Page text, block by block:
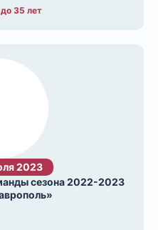
35 лет
2023
сезона 2022-2023